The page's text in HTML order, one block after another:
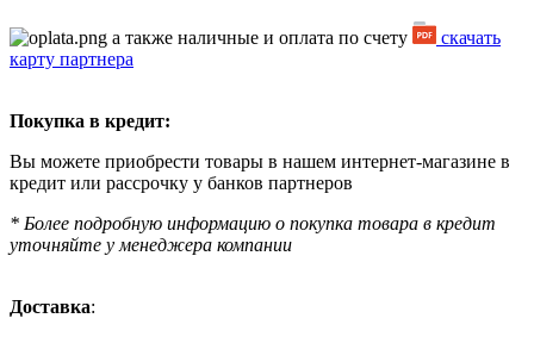
а также наличные и оплата по счету
скачать
карту партнера
Покупка в кредит:
Вы можете приобрести товары в нашем интернет-магазине в
кредит или рассрочку у банков партнеров
* Более подробную информацию о покупка товара в кредит
уточняйте у менеджера компании
Доставка: